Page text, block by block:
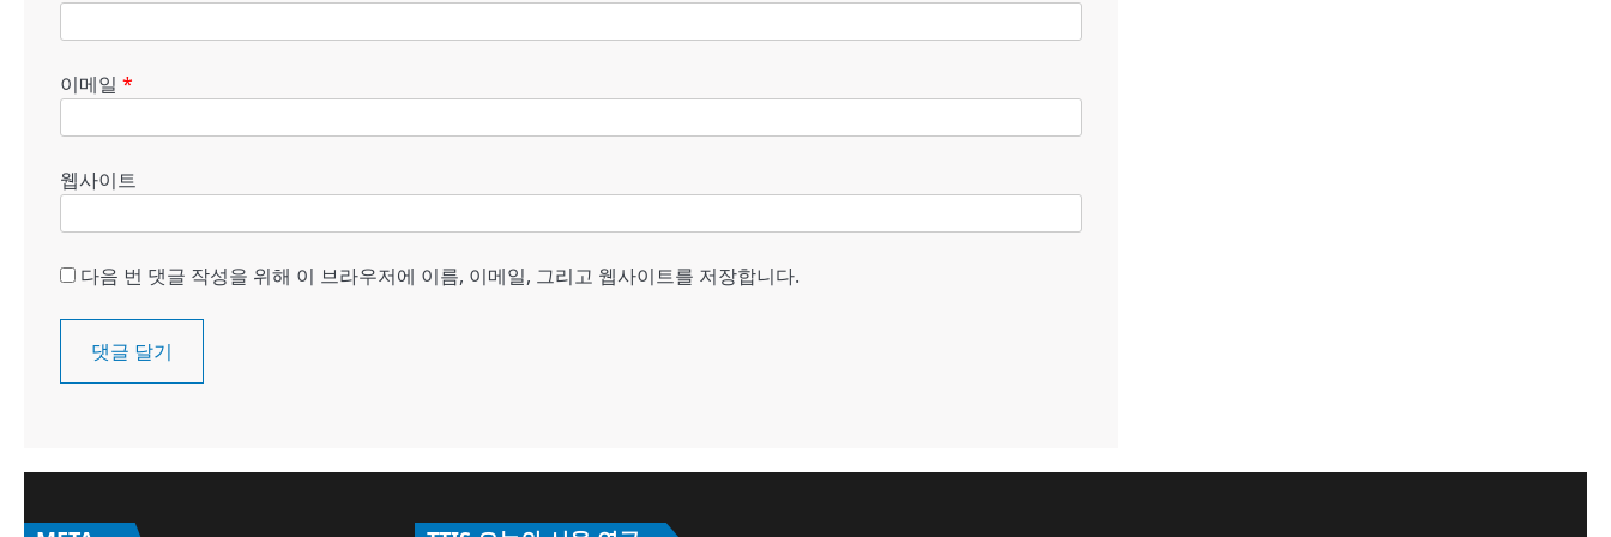
이메일 *
웹사이트
다음 번 댓글 작성을 위해 이 브라우저에 이름, 이메일, 그리고 웹사이트를 저장합니다.